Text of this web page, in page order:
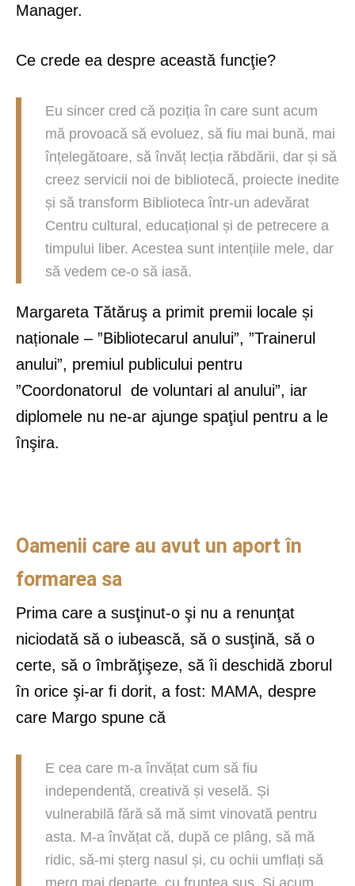
Manager.
Ce crede ea despre această funcţie?
Eu sincer cred că poziția în care sunt acum
mă provoacă să evoluez, să fiu mai bună, mai
înțelegătoare, să învăț lecția răbdării, dar și să
creez servicii noi de bibliotecă, proiecte inedite
și să transform Biblioteca într-un adevărat
Centru cultural, educațional și de petrecere a
timpului liber. Acestea sunt intențiile mele, dar
să vedem ce-o să iasă.
Margareta Tătăruş a primit premii locale și
naționale – ”Bibliotecarul anului”, ”Trainerul
anului”, premiul publicului pentru
”Coordonatorul de voluntari al anului”, iar
diplomele nu ne-ar ajunge spaţiul pentru a le
înşira.
Oamenii care au avut un aport în
formarea sa
Prima care a susţinut-o şi nu a renunţat
niciodată să o iubească, să o susţină, să o
certe, să o îmbrăţişeze, să îi deschidă zborul
în orice şi-ar fi dorit, a fost: MAMA, despre
care Margo spune că
E cea care m-a învățat cum să fiu
independentă, creativă și veselă. Și
vulnerabilă fără să mă simt vinovată pentru
asta. M-a învățat că, după ce plâng, să mă
ridic, să-mi șterg nasul și, cu ochii umflați să